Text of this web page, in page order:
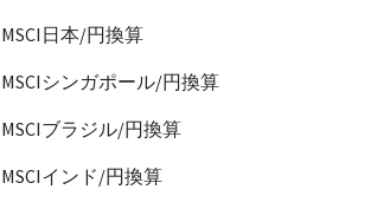
MSCI日本/円換算
MSCIシンガポール/円換算
MSCIブラジル/円換算
MSCIインド/円換算